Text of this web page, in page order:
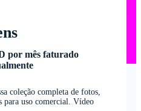
por mês faturado
coleção completa de fotos,
para uso comercial. Vídeo